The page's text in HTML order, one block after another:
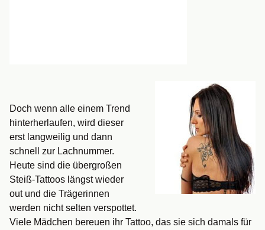
Doch wenn alle einem Trend
hinterherlaufen, wird dieser
erst langweilig und dann
schnell zur Lachnummer.
Heute sind die übergroßen
Steiß-Tattoos längst wieder
out und die Trägerinnen
werden nicht selten verspottet.
Viele Mädchen bereuen ihr Tattoo, das sie sich damals für